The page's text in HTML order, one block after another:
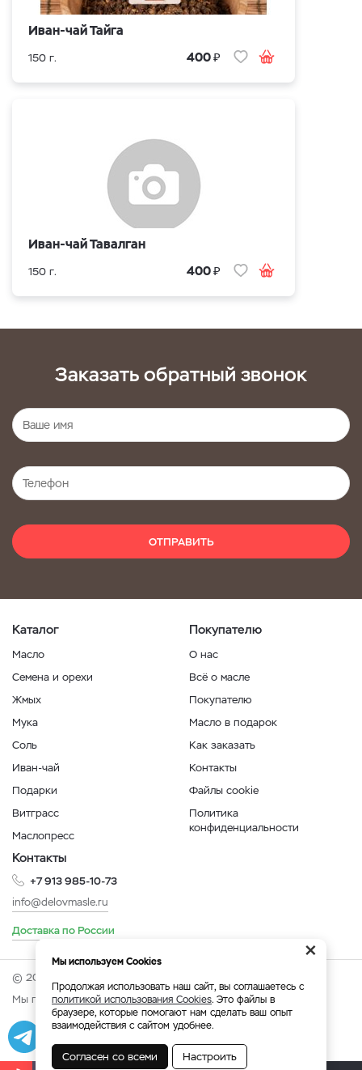
Иван-чай Тайга
150 г. 400₽
Иван-чай Тавалган
150 г. 400₽
Заказать обратный звонок
ОТПРАВИТЬ
Каталог
Масло
Семена и орехи
Жмых
Мука
Соль
Иван-чай
Подарки
Витграсс
Маслопресс
Покупателю
О нас
Всё о масле
Покупателю
Масло в подарок
Как заказать
Контакты
Файлы cookie
Политика
конфиденциальности
Контакты
+7 913 985-10-73
info@delovmasle.ru
Доставка по России
© 2026 Интернет-магазин "Дело в масле".
Мы принимаем:
Разработка Веб-аналитика
×
Мы используем Cookies
Продолжая использовать наш сайт, вы соглашаетесь с
политикой использования Cookies. Это файлы в
браузере, которые помогают нам сделать ваш опыт
взаимодействия с сайтом удобнее.
Согласен со всеми Настроить